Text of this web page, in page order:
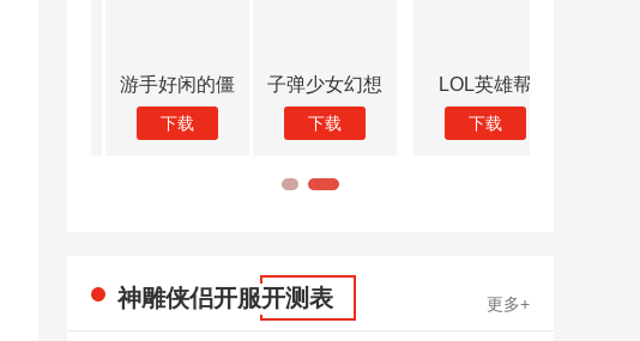
LOL英雄帮
下载
敢客联盟
下载
小鸟情人
下载
神雕侠侣开服开测表 更多+